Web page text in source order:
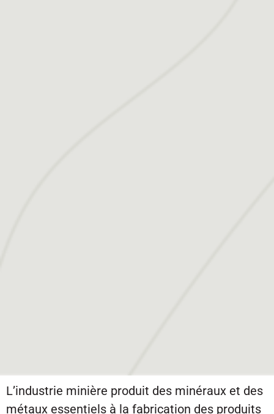
L’industrie minière produit des minéraux et des
métaux essentiels à la fabrication des produits